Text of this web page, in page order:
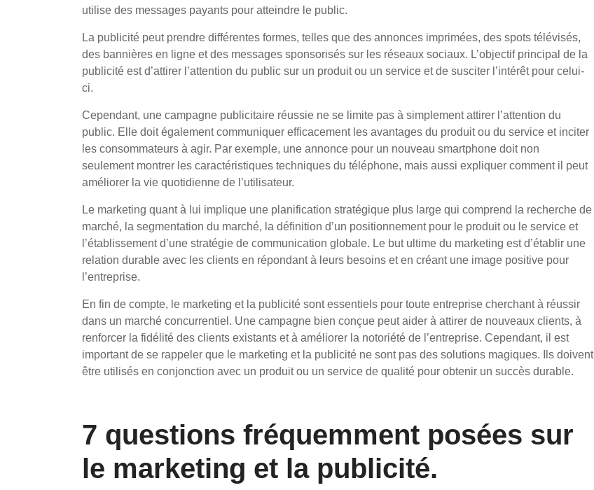
utilise des messages payants pour atteindre le public.
La publicité peut prendre différentes formes, telles que des annonces imprimées, des spots télévisés,
des bannières en ligne et des messages sponsorisés sur les réseaux sociaux. L’objectif principal de la
publicité est d’attirer l’attention du public sur un produit ou un service et de susciter l’intérêt pour celui-
ci.
Cependant, une campagne publicitaire réussie ne se limite pas à simplement attirer l’attention du
public. Elle doit également communiquer efficacement les avantages du produit ou du service et inciter
les consommateurs à agir. Par exemple, une annonce pour un nouveau smartphone doit non
seulement montrer les caractéristiques techniques du téléphone, mais aussi expliquer comment il peut
améliorer la vie quotidienne de l’utilisateur.
Le marketing quant à lui implique une planification stratégique plus large qui comprend la recherche de
marché, la segmentation du marché, la définition d’un positionnement pour le produit ou le service et
l’établissement d’une stratégie de communication globale. Le but ultime du marketing est d’établir une
relation durable avec les clients en répondant à leurs besoins et en créant une image positive pour
l’entreprise.
En fin de compte, le marketing et la publicité sont essentiels pour toute entreprise cherchant à réussir
dans un marché concurrentiel. Une campagne bien conçue peut aider à attirer de nouveaux clients, à
renforcer la fidélité des clients existants et à améliorer la notoriété de l’entreprise. Cependant, il est
important de se rappeler que le marketing et la publicité ne sont pas des solutions magiques. Ils doivent
être utilisés en conjonction avec un produit ou un service de qualité pour obtenir un succès durable.
7 questions fréquemment posées sur
le marketing et la publicité.